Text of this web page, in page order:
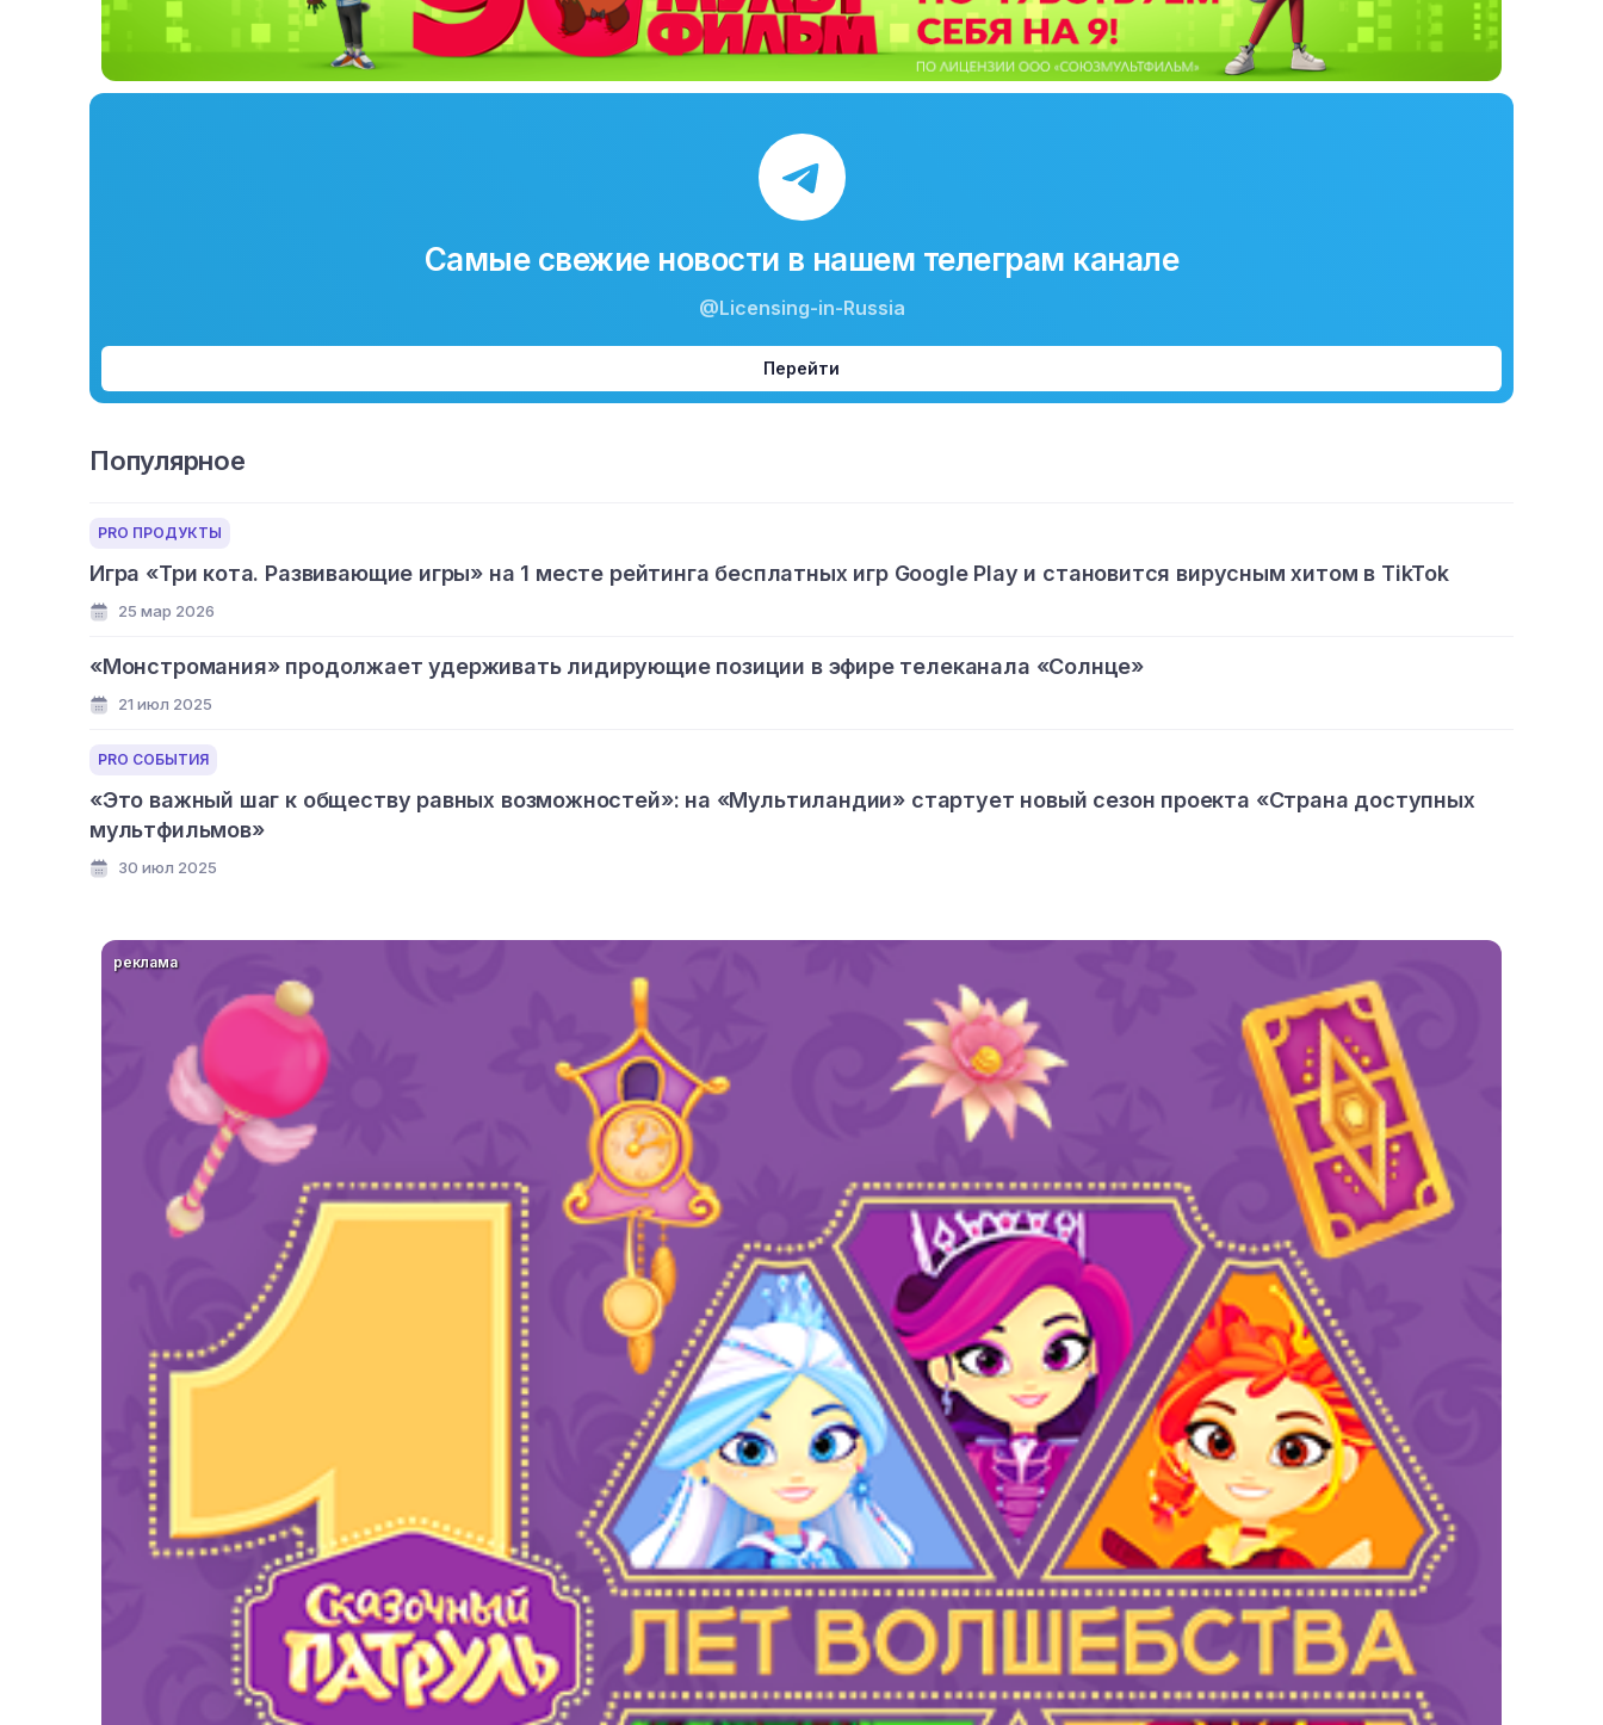
Самые свежие новости в нашем телеграм канале
@Licensing-in-Russia
Перейти
Популярное
PRO ПРОДУКТЫ
Игра «Три кота. Развивающие игры» на 1 месте рейтинга бесплатных игр Google Play и становится вирусным хитом в TikTok
25 мар 2026
«Монстромания» продолжает удерживать лидирующие позиции в эфире телеканала «Солнце»
21 июл 2025
PRO СОБЫТИЯ
«Это важный шаг к обществу равных возможностей»: на «Мультиландии» стартует новый сезон проекта «Страна доступных
мультфильмов»
30 июл 2025
реклама